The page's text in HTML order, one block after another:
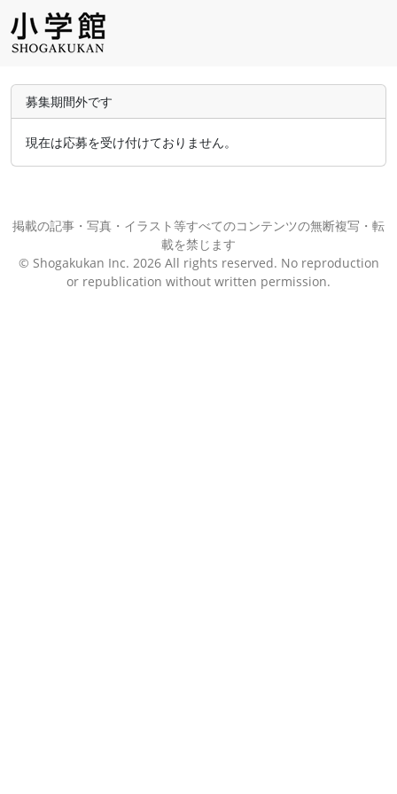
募集期間外です
現在は応募を受け付けておりません。
掲載の記事・写真・イラスト等すべてのコンテンツの無断複写・転
載を禁じます
© Shogakukan Inc. 2026 All rights reserved. No reproduction
or republication without written permission.